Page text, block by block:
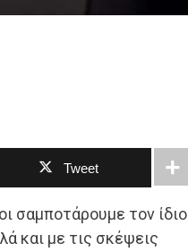
Tweet
σαμποτάρουμε τον ίδιο
και με τις σκέψεις